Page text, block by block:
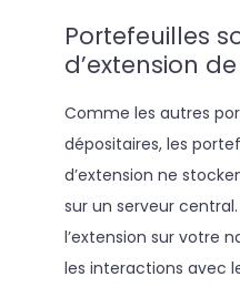
Portefeuilles
d’extension
Comme les autres
dépositaires, les
d’extension ne
sur un serveur
l’extension sur votre
les interactions avec